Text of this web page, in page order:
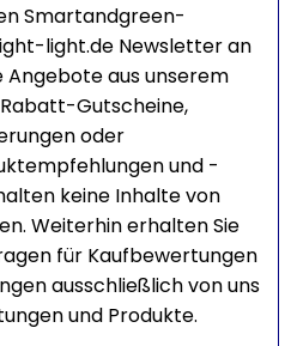
Smartandgreen-
light.de Newsletter an
Angebote aus unserem
Gutscheine,
oder
und -
keine Inhalte von
Weiterhin erhalten Sie
für Kaufbewertungen
ausschließlich von uns
und Produkte.